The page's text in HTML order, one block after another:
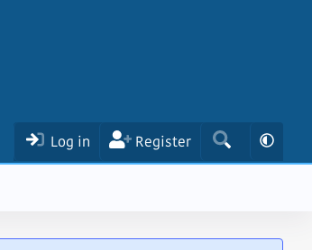
Log in Register